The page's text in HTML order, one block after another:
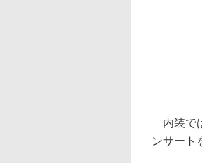
内装で
ンサート